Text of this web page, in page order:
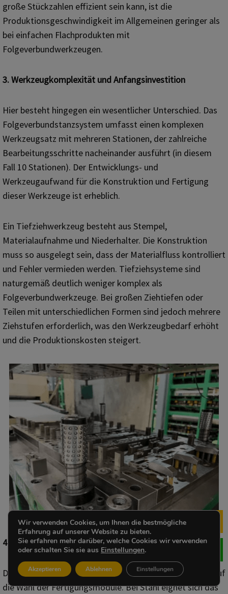
große Stückzahlen effizient sein kann, ist die
Produktionsgeschwindigkeit im Allgemeinen geringer als
bei einfachen Flachprodukten mit
Folgeverbundwerkzeugen.
3. Werkzeugkomplexität und Anfangsinvestition
Hier besteht hingegen ein wesentlicher Unterschied. Das
Folgeverbundstanzsystem umfasst einen komplexen
Werkzeugsatz mit mehreren Stationen, der zahlreiche
Bearbeitungsschritte nacheinander ausführt (in diesem
Fall 10 Stationen). Der Entwicklungs- und
Werkzeugaufwand für die Konstruktion und Fertigung
dieser Werkzeuge ist erheblich.
Ein Tiefziehwerkzeug besteht aus Stempel,
Materialaufnahme und Niederhalter. Die Konstruktion
muss so ausgelegt sein, dass der Materialfluss kontrolliert
und Fehler vermieden werden. Tiefziehsysteme sind
naturgemäß deutlich weniger komplex als
Folgeverbundwerkzeuge. Bei großen Ziehtiefen oder
Teilen mit unterschiedlichen Formen sind jedoch mehrere
Ziehstufen erforderlich, was den Werkzeugbedarf erhöht
und die Produktionskosten steigert.
4. Materialeigenschaften und Umformbarkeit
Die Materialeigenschaften haben einen großen Einfluss auf
die Wahl der Fertigungsmodule. Bei Stahl eignet sich das
Wir verwenden Cookies, um Ihnen die bestmögliche
Erfahrung auf unserer Website zu bieten.
Sie erfahren mehr darüber, welche Cookies wir verwenden
oder schalten Sie sie aus Einstellungen.
Akzeptieren Ablehnen Einstellungen